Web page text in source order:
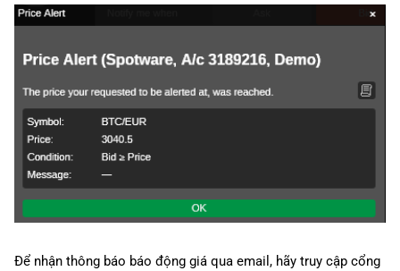
Để nhận thông báo báo động giá qua email, hãy truy cập cổng